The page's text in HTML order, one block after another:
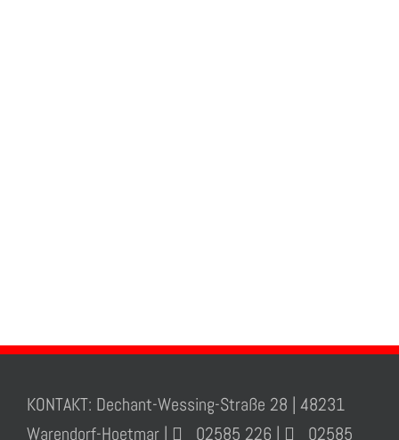
KONTAKT: Dechant-Wessing-Straße 28 | 48231
Warendorf-Hoetmar |
02585 226 |
02585